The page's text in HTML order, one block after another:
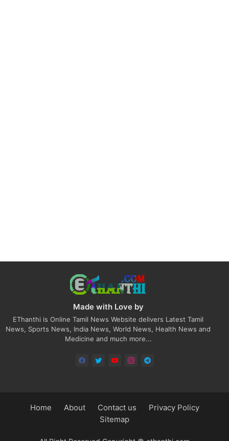
Made with Love by
EThanthi is Online Tamil News Website delivers Latest Tamil
News, Sports News, India News, World News, Health News and
Medicine and much more...
Home About Contact us
Privacy Policy
Sitemap